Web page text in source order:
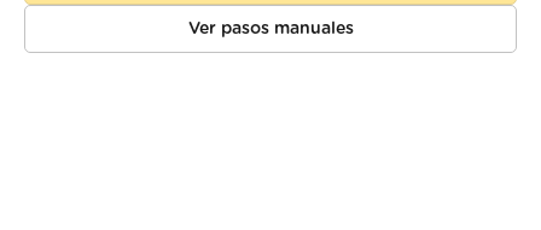
Ver pasos manuales